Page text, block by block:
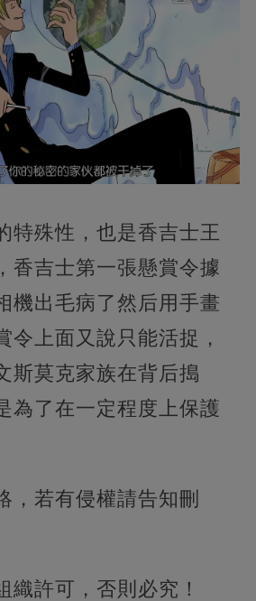
特殊性，也是香吉士王
香吉士第一張懸賞令據
機出毛病了然后用手畫
令上面又說只能活捉，
斯莫克家族在背后搗
為了在一定程度上保護
，若有侵權請告知刪
織許可，否則必究！